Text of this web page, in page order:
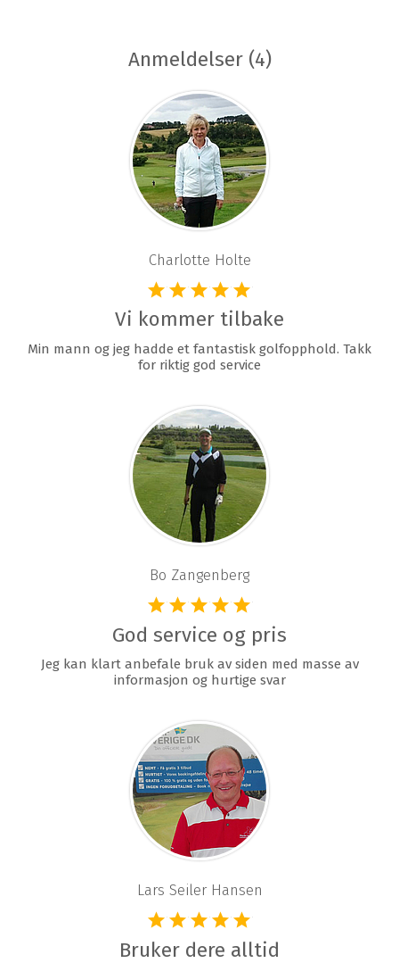
Anmeldelser (4)
Charlotte Holte
Vi kommer tilbake
Min mann og jeg hadde et fantastisk golfopphold. Takk
for riktig god service
Bo Zangenberg
God service og pris
Jeg kan klart anbefale bruk av siden med masse av
informasjon og hurtige svar
Lars Seiler Hansen
Bruker dere alltid